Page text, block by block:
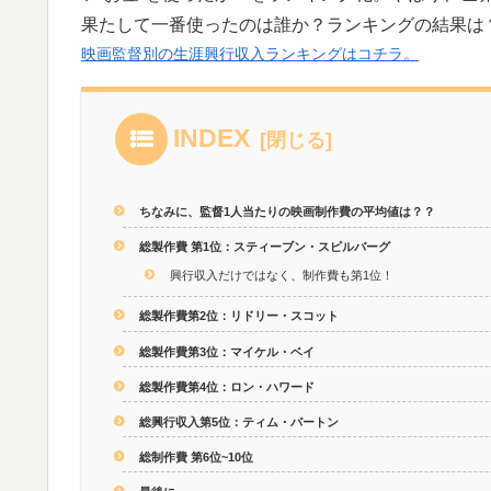
果たして一番使ったのは誰か？ランキングの結果は
映画監督別の生涯興行収入ランキングはコチラ。
INDEX
ちなみに、監督1人当たりの映画制作費の平均値は？？
総製作費 第1位：スティーブン・スピルバーグ
興行収入だけではなく、制作費も第1位！
総製作費第2位：リドリー・スコット
総製作費第3位：マイケル・ベイ
総製作費第4位：ロン・ハワード
総興行収入第5位：ティム・バートン
総制作費 第6位~10位